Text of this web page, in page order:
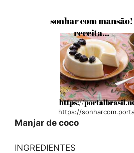
https://
Manjar de coco
INGREDIENTES